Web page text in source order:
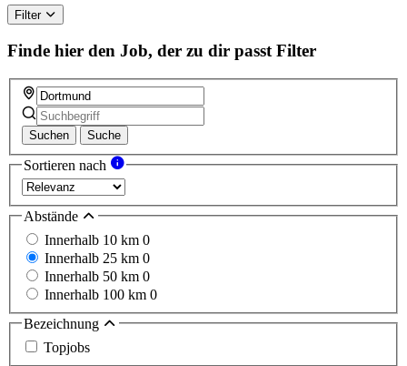
Filter
Finde hier den Job, der zu dir passt Filter
Suchen Suche
Sortieren nach
Abstände
Innerhalb 10 km 0
Innerhalb 25 km 0
Innerhalb 50 km 0
Innerhalb 100 km 0
Bezeichnung
Topjobs